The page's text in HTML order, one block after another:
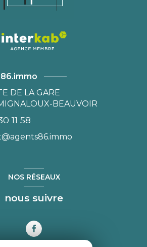
DE LA GARE
BEAUVOIR
11 58
NOS RÉSEAUX
nous suivre